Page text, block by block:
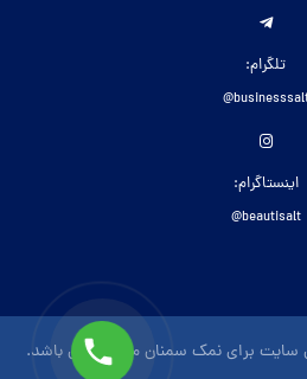
تلگرام:
اینستاگرام:
beautisalt@
سایت برای نمک سمنان محفوظ می باشد.